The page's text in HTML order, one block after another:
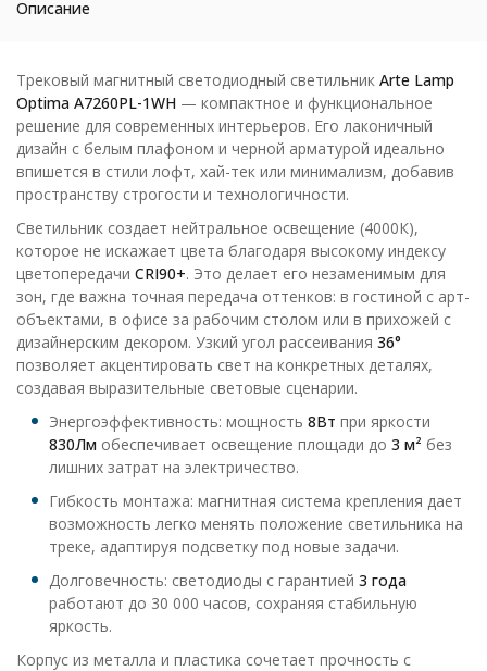
Описание
Трековый магнитный светодиодный светильник Arte Lamp
Optima A7260PL-1WH — компактное и функциональное
решение для современных интерьеров. Его лаконичный
дизайн с белым плафоном и черной арматурой идеально
впишется в стили лофт, хай-тек или минимализм, добавив
пространству строгости и технологичности.
Светильник создает нейтральное освещение (4000К),
которое не искажает цвета благодаря высокому индексу
цветопередачи CRI90+. Это делает его незаменимым для
зон, где важна точная передача оттенков: в гостиной с арт-
объектами, в офисе за рабочим столом или в прихожей с
дизайнерским декором. Узкий угол рассеивания 36°
позволяет акцентировать свет на конкретных деталях,
создавая выразительные световые сценарии.
Энергоэффективность: мощность 8Вт при яркости
830Лм обеспечивает освещение площади до 3 м² без
лишних затрат на электричество.
Гибкость монтажа: магнитная система крепления дает
возможность легко менять положение светильника на
треке, адаптируя подсветку под новые задачи.
Долговечность: светодиоды с гарантией 3 года
работают до 30 000 часов, сохраняя стабильную
яркость.
Корпус из металла и пластика сочетает прочность с